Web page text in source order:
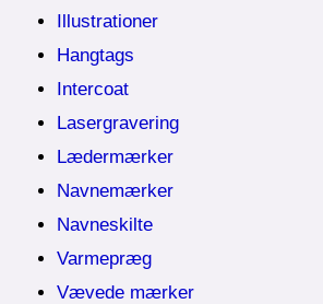
Illustrationer
Hangtags
Intercoat
Lasergravering
Lædermærker
Navnemærker
Navneskilte
Varmepræg
Vævede mærker